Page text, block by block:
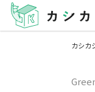
カシカ